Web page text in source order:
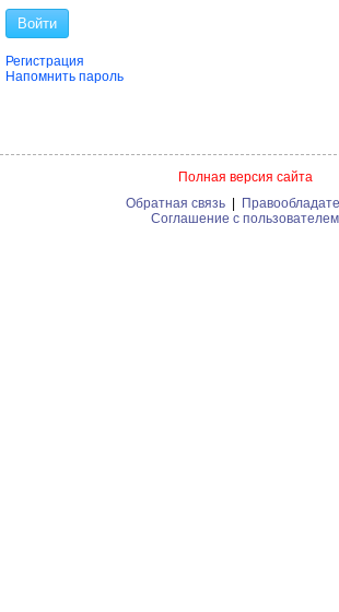
Войти
Регистрация
Напомнить пароль
Полная версия сайта
Обратная связь
Соглашение с пользователем